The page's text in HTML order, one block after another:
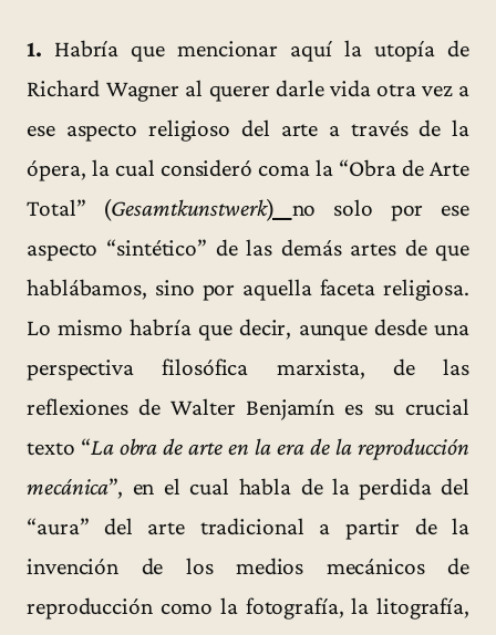
1. Habría que mencionar aquí la utopía de
Richard Wagner al querer darle vida otra vez a
ese aspecto religioso del arte a través de la
ópera, la cual consideró coma la “Obra de Arte
Total” (Gesamtkunstwerk) no solo por ese
aspecto “sintético” de las demás artes de que
hablábamos, sino por aquella faceta religiosa.
Lo mismo habría que decir, aunque desde una
perspectiva filosófica marxista, de las
reflexiones de Walter Benjamín es su crucial
texto “La obra de arte en la era de la reproducción
mecánica”, en el cual habla de la perdida del
“aura” del arte tradicional a partir de la
invención de los medios mecánicos de
reproducción como la fotografía, la litografía,